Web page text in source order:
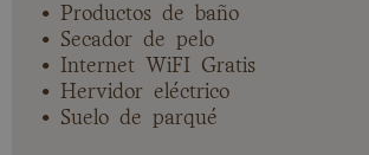
• Productos de baño
• Secador de pelo
• Internet WiFI Gratis
• Hervidor eléctrico
• Suelo de parqué